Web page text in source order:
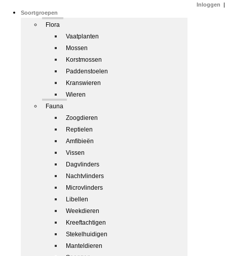
Soortgroepen
Flora
Vaatplanten
Mossen
Korstmossen
Paddenstoelen
Kranswieren
Wieren
Fauna
Zoogdieren
Reptielen
Amfibieën
Vissen
Dagvlinders
Nachtvlinders
Microvlinders
Libellen
Weekdieren
Kreeftachtigen
Stekelhuidigen
Manteldieren
Inloggen |